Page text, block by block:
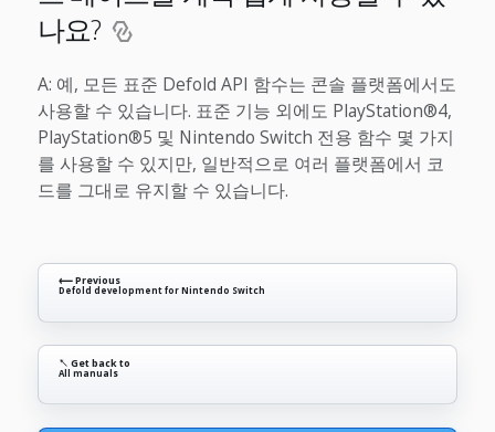
나요?
A: 예, 모든 표준 Defold API 함수는 콘솔 플랫폼에서도
사용할 수 있습니다. 표준 기능 외에도 PlayStation®4,
PlayStation®5 및 Nintendo Switch 전용 함수 몇 가지
를 사용할 수 있지만, 일반적으로 여러 플랫폼에서 코
드를 그대로 유지할 수 있습니다.
⟵ Previous
Defold development for Nintendo Switch
↖ Get back to
All manuals